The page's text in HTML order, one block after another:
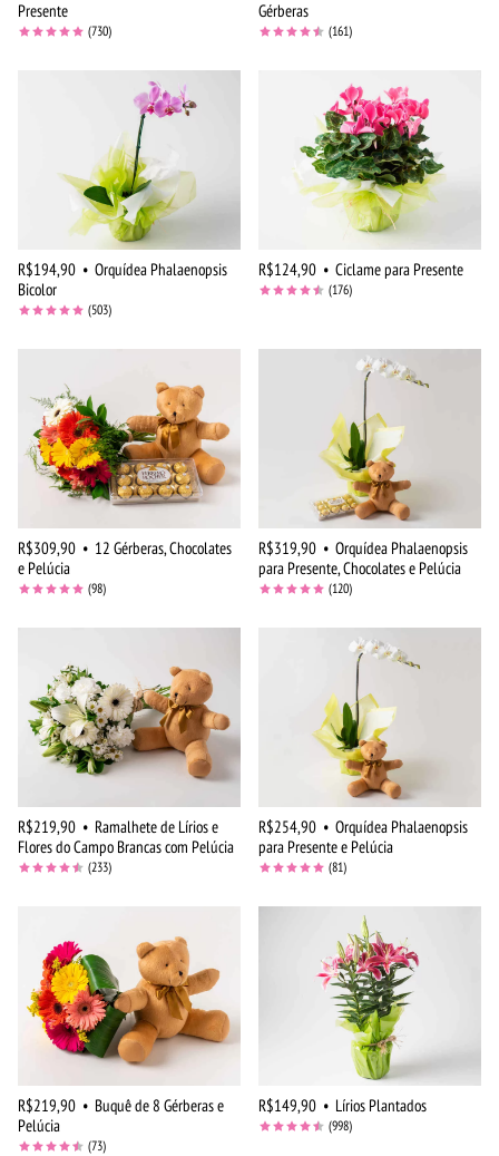
Presente
(730)
Gérberas
(161)
R$194,90 • Orquídea Phalaenopsis
Bicolor
(503)
R$124,90 • Ciclame para Presente
(176)
R$309,90 • 12 Gérberas, Chocolates
e Pelúcia
(98)
R$319,90 • Orquídea Phalaenopsis
para Presente, Chocolates e Pelúcia
(120)
R$219,90 • Ramalhete de Lírios e
Flores do Campo Brancas com Pelúcia
(233)
R$254,90 • Orquídea Phalaenopsis
para Presente e Pelúcia
(81)
R$219,90 • Buquê de 8 Gérberas e
Pelúcia
(73)
R$149,90 • Lírios Plantados
(998)